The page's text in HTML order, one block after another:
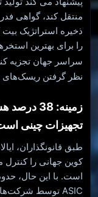
منتقل کند، گواهی
ذخیره استراتژیک بیت
را برای بهترین
سراسر جهان تجزیه
نظر گرفتن ریسک‌های
تجهیزات چینی
کوین جهانی را